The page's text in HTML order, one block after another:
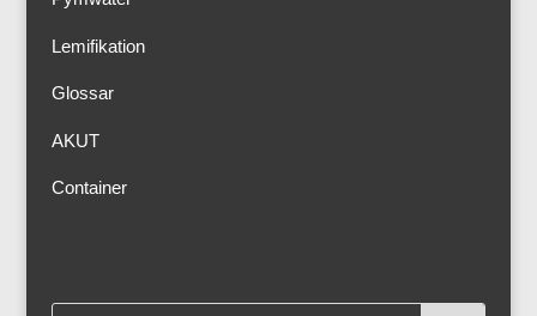
Lemifikation
Glossar
AKUT
Container